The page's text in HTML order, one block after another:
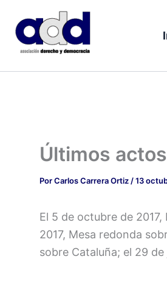
contenido
Últimos
PorCarlos Carrera Ortiz /13
El 5 de octubre de
2017, Mesa redonda
sobre Cataluña; el 29